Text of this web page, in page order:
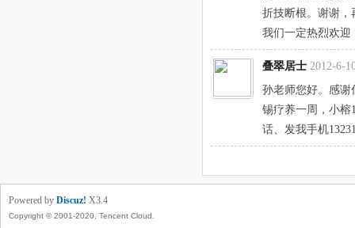
折技断根。谢谢，
我们一定热烈欢迎
叠翠居士 2012-6-
孙老师您好。感谢
锡疗养一周，小榕
话、发我手机
Powered by Discuz! X3.4
Copyright © 2001-2020, Tencent Cloud.